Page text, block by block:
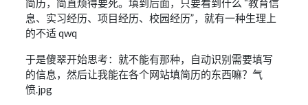
息、实习经历、项目经历、校园经历”，就有一种生理上
的不适 qwq
于是傻翠开始思考：就不能有那种，自动识别需要填写
的信息，然后让我能在各个网站填简历的东西嘛？气
愤.jpg